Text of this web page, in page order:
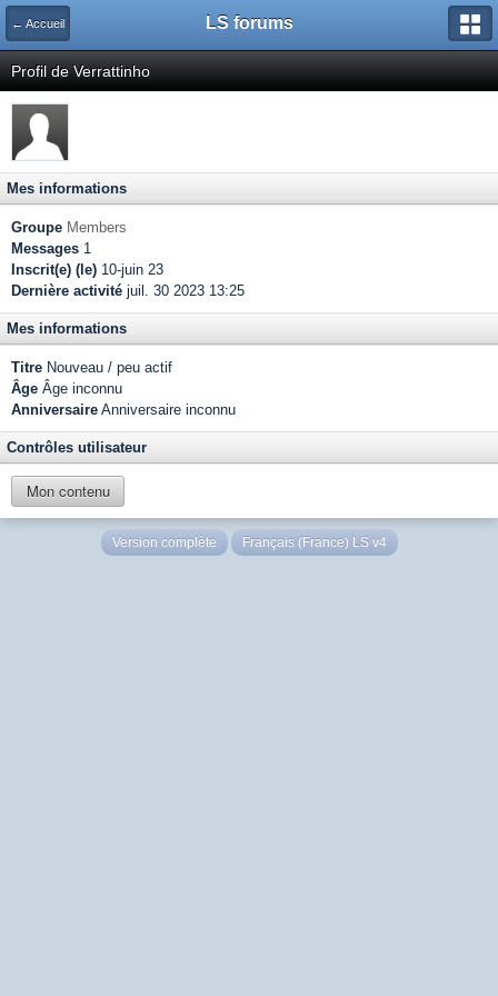
← Accueil LS forums
Profil de Verrattinho
Mes informations
Groupe Members
Messages 1
Inscrit(e) (le) 10-juin 23
Dernière activité juil. 30 2023 13:25
Mes informations
Titre Nouveau / peu actif
Âge Âge inconnu
Anniversaire Anniversaire inconnu
Contrôles utilisateur
Mon contenu
Version complète Français (France) LS v4